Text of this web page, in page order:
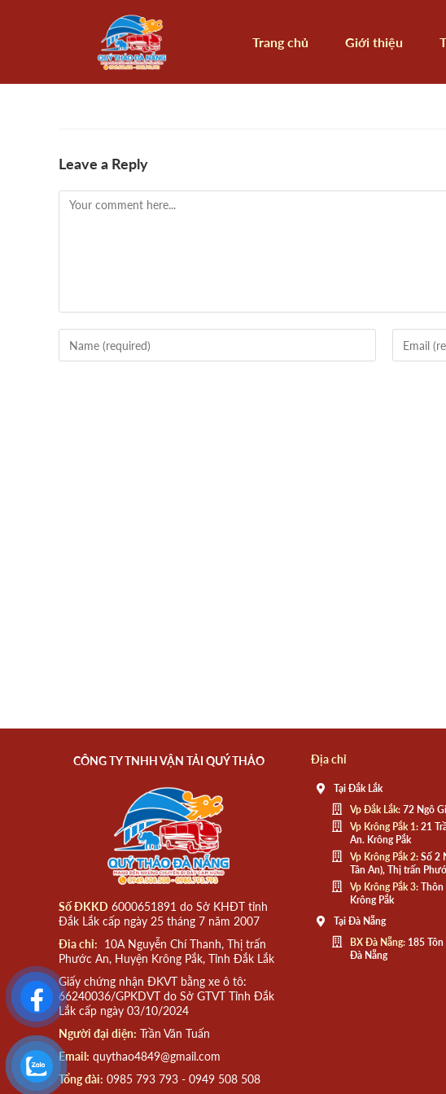
Trang chủ Giới thiệu
Leave a Reply
CÔNG TY TNHH VẬN TẢI QUÝ THẢO
Số ĐKKD 6000651891 do Sở KHĐT tỉnh
Đắk Lắk cấp ngày 25 tháng 7 năm 2007
Đia chỉ: 10A Nguyễn Chí Thanh, Thị trấn
Phước An, Huyện Krông Pắk, Tỉnh Đắk Lắk
Giấy chứng nhận ĐKVT bằng xe ô tô:
66240036/GPKDVT do Sở GTVT Tỉnh Đắk
Lắk cấp ngày 03/10/2024
Người đại diện: Trần Văn Tuấn
Email: quythao4849@gmail.com
Tổng đài: 0985 793 793 - 0949 508 508
Địa chỉ
Tại Đắk Lắk
Vp Đắk Lắk:72 Ngô
Vp Krông Pắk 1:21
An. Krông Pắk
Vp Krông Pắk 2:Số 2
Tân An), Thị trấn
Vp Krông Pắk 3:Thôn
Krông Pắk
Tại Đà Nẵng
BX Đà Nẵng:185 Tôn
Đà Nẵng